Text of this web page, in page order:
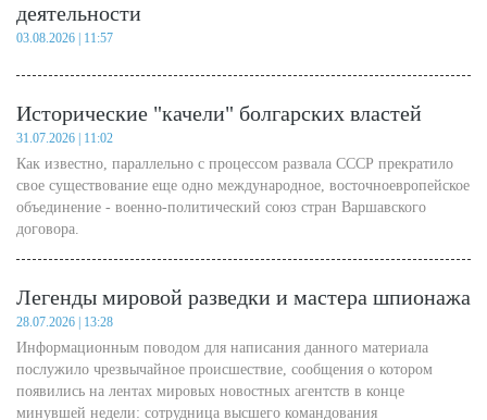
деятельности
03.08.2026 | 11:57
Исторические "качели" болгарских властей
31.07.2026 | 11:02
Как известно, параллельно с процессом развала СССР прекратило
свое существование еще одно международное, восточноевропейское
объединение - военно-политический союз стран Варшавского
договора.
Легенды мировой разведки и мастера шпионажа
28.07.2026 | 13:28
Информационным поводом для написания данного материала
послужило чрезвычайное происшествие, сообщения о котором
появились на лентах мировых новостных агентств в конце
минувшей недели: сотрудница высшего командования